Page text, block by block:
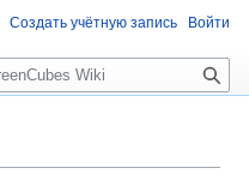
Создать учётную запись Войти